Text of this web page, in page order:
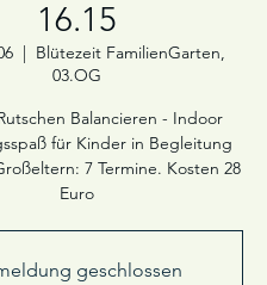
16.15
  |
Blütezeit FamilienGarten,
03.OG
Balancieren - Indoor
für Kinder in Begleitung
7 Termine. Kosten 28
Euro
geschlossen